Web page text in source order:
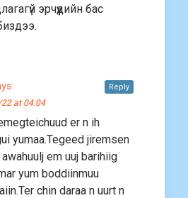
эрчүүдийн бас
at 04:04
er n ih
yumaa.Tegeed jiremsen
em uuj barihiig
yum boddiinmuu
chin daraa n uurt n
Reply